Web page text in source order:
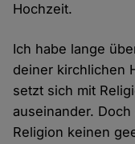
Hochzeit.
Ich habe lange
deiner kirchlichen
setzt sich mit
auseinander.
Religion keinen